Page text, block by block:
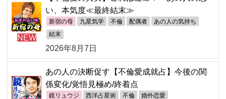
NEW
い、本気度≪最終結末≫
新宿の母 九星気学 不倫 配偶者 あの人の気持ち
結末
2026年8月7日
あの人の決断促す【不倫愛成就占】今後の関
係変化/覚悟見極め/終着点
鏡リュウジ 西洋占星術 不倫 婚外恋愛